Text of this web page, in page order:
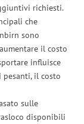
richiesti.
che
sono
il costo
influisce
il costo
sulle
disponibili